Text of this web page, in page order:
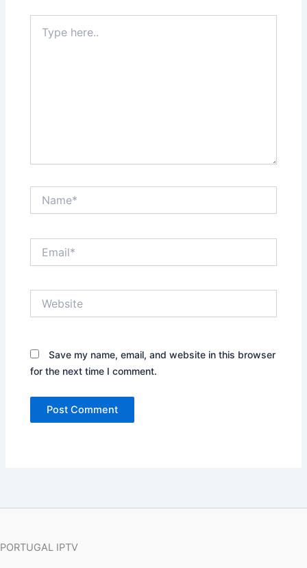
here..
Save my name, email, and website in this browser
for the next time I comment.
PORTUGAL IPTV